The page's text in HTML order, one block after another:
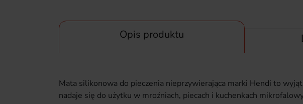
Opis produktu
Mata silikonowa do pieczenia nieprzywierająca marki Hendi to
nadaje się do użytku w mroźniach, piecach i kuchenkach